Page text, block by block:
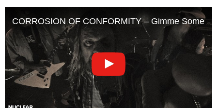
CORROSION OF CONFORMITY – Gimme Some